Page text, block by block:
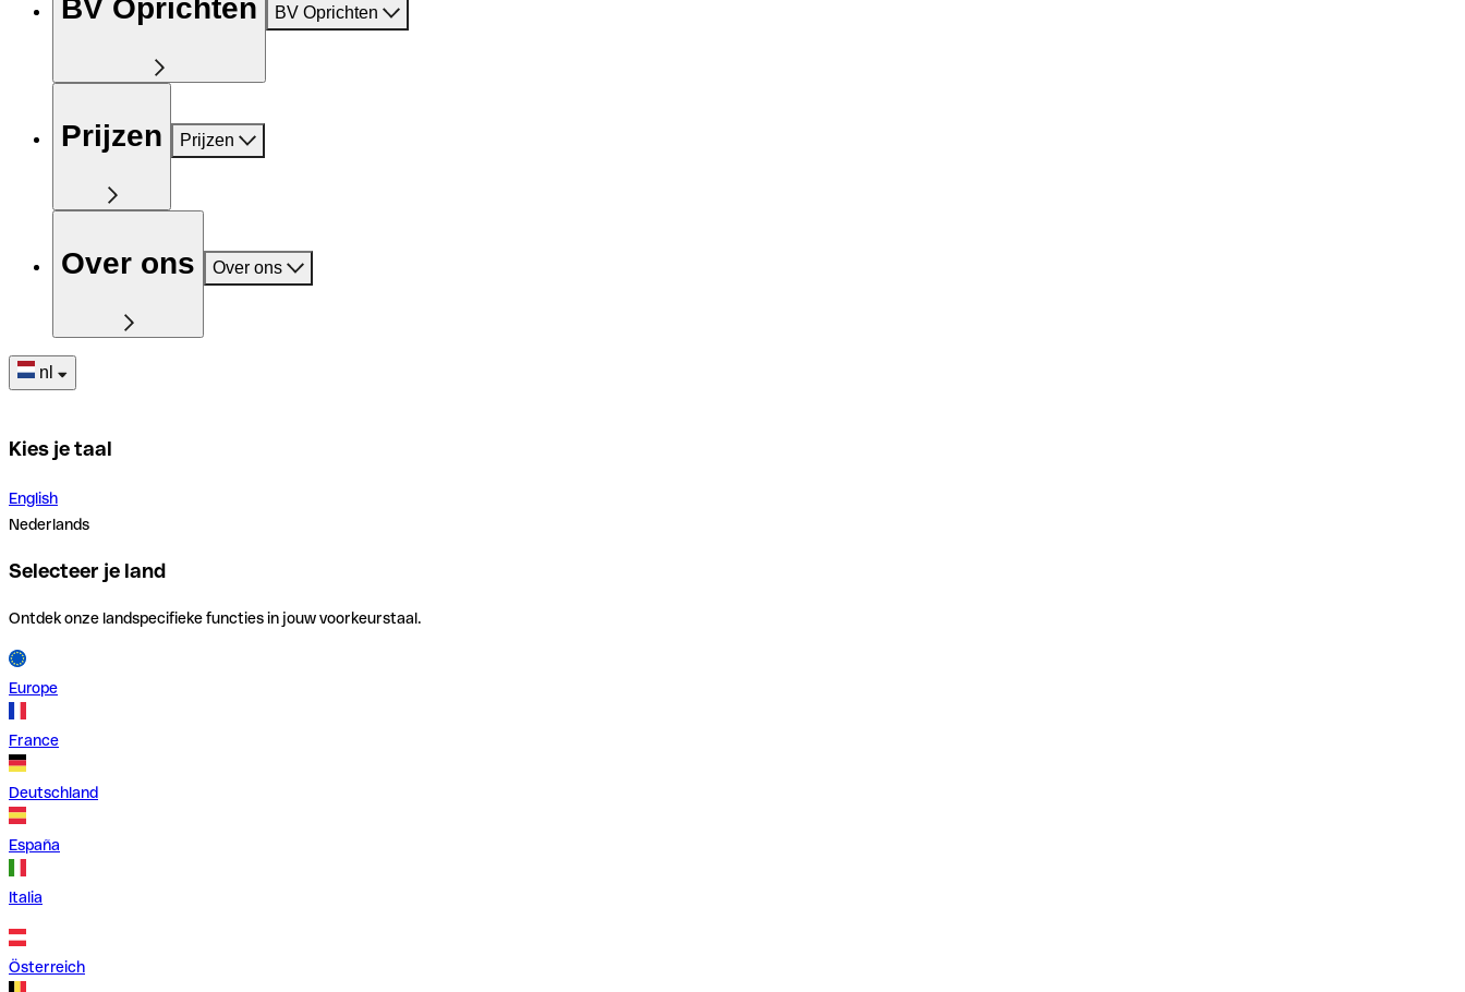
BV Oprichten BV Oprichten
Prijzen Prijzen
Over ons Over ons
nl
Kies je taal
English
Nederlands
Selecteer je land
Ontdek onze landspecifieke functies in jouw voorkeurstaal.
Europe
France
Deutschland
España
Italia
Österreich